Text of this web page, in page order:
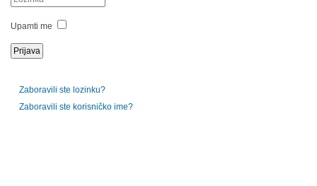
Upamti me
Zaboravili ste lozinku?
Zaboravili ste korisničko ime?